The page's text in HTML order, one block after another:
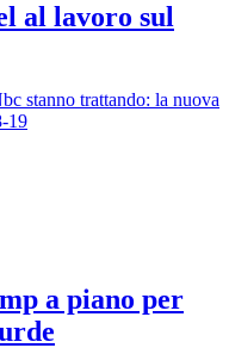
al lavoro sul
stanno trattando: la nuova
19
a piano per